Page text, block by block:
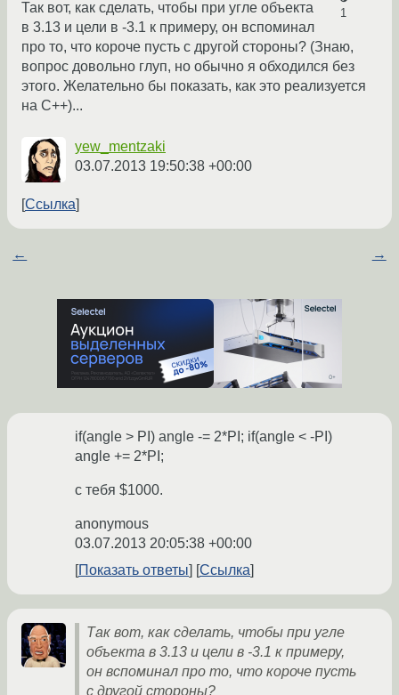
1
Так вот, как сделать, чтобы при угле объекта
в 3.13 и цели в -3.1 к примеру, он вспоминал
про то, что короче пусть с другой стороны? (Знаю,
вопрос довольно глуп, но обычно я обходился без
этого. Желательно бы показать, как это реализуется
на C++)...
yew_mentzaki
03.07.2013 19:50:38 +00:00
Ссылка
← →
if(angle > PI) angle -= 2*PI; if(angle < -PI)
angle += 2*PI;
с тебя $1000.
anonymous
03.07.2013 20:05:38 +00:00
Показать ответы
Ссылка
Так вот, как сделать, чтобы при угле
объекта в 3.13 и цели в -3.1 к примеру,
он вспоминал про то, что короче пусть
с другой стороны?